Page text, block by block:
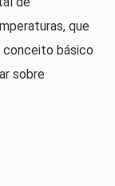
que
conceito básico
sobre